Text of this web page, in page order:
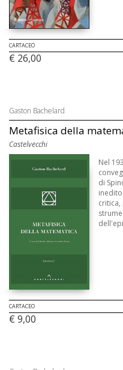
CARTACEO
€ 26,00
Gaston Bachelard
Metafisica della
Castelvecchi
Nel
di
CARTACEO
€ 9,00